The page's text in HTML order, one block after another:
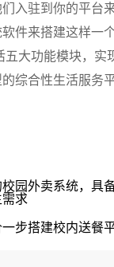
入驻到你的平台
件来搭建这样一
大功能模块，实
综合性生活服务平
园外卖系统，
求
步搭建校内送餐平